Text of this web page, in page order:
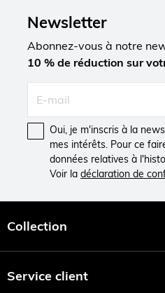
Newsletter
Abonnez-vous à notre
10 % de réduction sur
Oui, je m'inscris à la
mes intérêts. Pour ce
données relatives à
Voir la déclaration de
Collection
Service client